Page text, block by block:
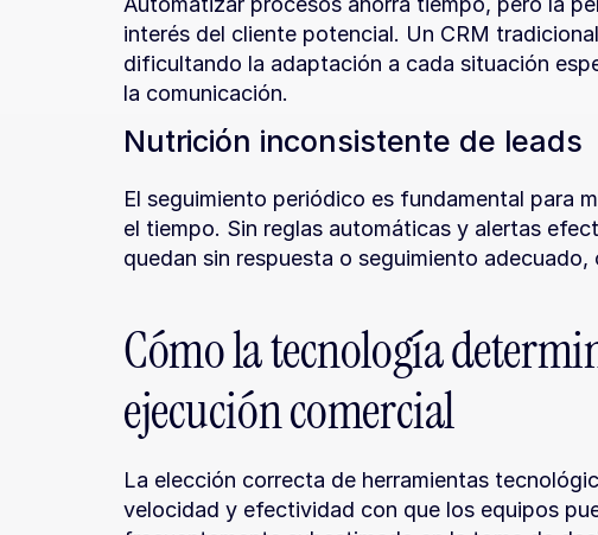
interés del cliente potencial. Un CRM
dificultando la adaptación a cada situación
la comunicación.
Nutrición inconsistente de leads
El seguimiento periódico es fundamental para
el tiempo. Sin reglas automáticas y alertas
quedan sin respuesta o seguimiento
Cómo la tecnología
ejecución comercial
La elección correcta de herramientas
velocidad y efectividad con que los equipos